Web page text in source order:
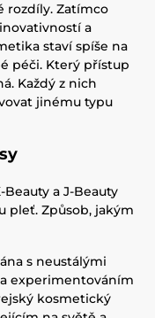
rozdíly. Zatímco
a
staví spíše na
péči. Který přístup
Každý z nich
jinému typu
a J-Beauty
pleť. Způsob, jakým
s neustálými
experimentováním
kosmetický